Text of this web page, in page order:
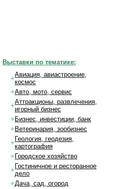
Выставки по тематике:
Авиация, авиастроение,
космос
Авто, мото, сервис
Аттракционы, развлечения,
игорный бизнес
Бизнес, инвестиции, банк
Ветеринария, зообизнес
Геология, геодезия,
картография
Городское хозяйство
Гостиничное и ресторанное
дело
Дача, сад, огород